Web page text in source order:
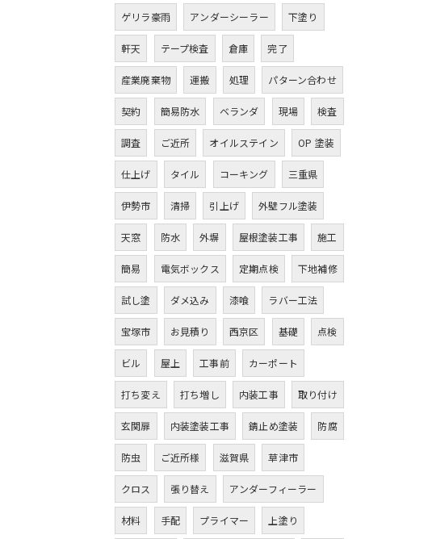
ゲリラ豪雨 アンダーシーラー 下塗り
軒天 テープ検査 倉庫 完了
産業廃棄物 運搬 処理 パターン合わせ
契約 簡易防水 ベランダ 現場 検査
調査 ご近所 オイルステイン OP 塗装
仕上げ タイル コーキング 三重県
伊勢市 清掃 引上げ 外壁フル塗装
天窓 防水 外塀 屋根塗装工事 施工
簡易 電気ボックス 定期点検 下地補修
試し塗 ダメ込み 漆喰 ラバー工法
宝塚市 お見積り 西京区 基礎 点検
ビル 屋上 工事前 カーポート
打ち変え 打ち増し 内装工事 取り付け
玄関扉 内装塗装工事 錆止め塗装 防腐
防虫 ご近所様 滋賀県 草津市
クロス 張り替え アンダーフィーラー
材料 手配 プライマー 上塗り